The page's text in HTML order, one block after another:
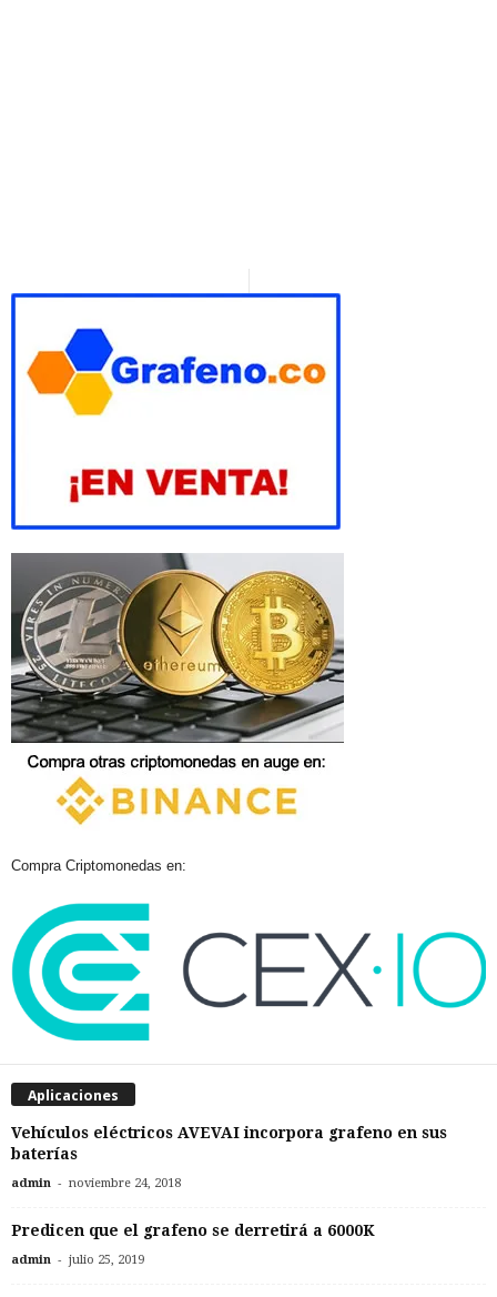
Compra Criptomonedas en:
Aplicaciones
Vehículos eléctricos AVEVAI incorpora grafeno en sus
baterías
admin - noviembre 24, 2018
Predicen que el grafeno se derretirá a 6000K
admin - julio 25, 2019